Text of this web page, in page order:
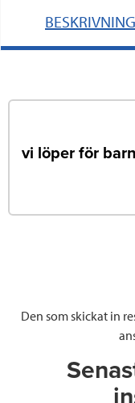
BESKRIVNING
vi löper för
Den som skickat in